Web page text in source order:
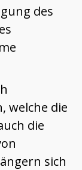
des
welche die
die
sich